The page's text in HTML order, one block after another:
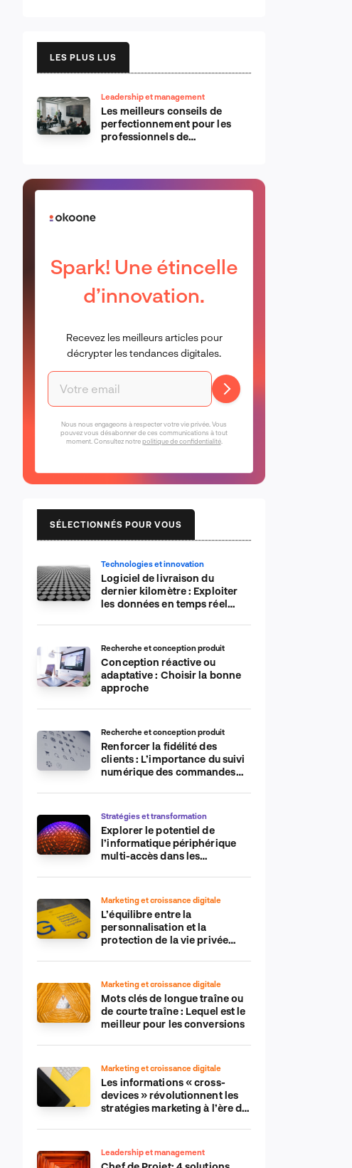
LES PLUS LUS
Leadership et management
Les meilleurs conseils de
perfectionnement pour les
professionnels de
Spark! Une étincelle
d’innovation.
Recevez les meilleurs articles pour
décrypter les tendances digitales.
Nous nous engageons à respecter votre vie privée. Vous
pouvez vous désabonner de ces communications à tout
moment. Consultez notrepolitique de confidentialité.
SÉLECTIONNÉS POUR VOUS
Technologies et innovation
Logiciel de livraison du
dernier kilomètre : Exploiter
les données en temps réel
Recherche et conception produit
Conception réactive ou
adaptative : Choisir la bonne
approche
Recherche et conception produit
Renforcer la fidélité des
clients : L’importance du suivi
numérique des commandes
commerce électronique
Stratégies et transformation
Explorer le potentiel de
l’informatique périphérique
multi-accès dans les
Marketing et croissance digitale
L’équilibre entre la
personnalisation et la
protection de la vie privée
Marketing et croissance digitale
Mots clés de longue traîne ou
de courte traîne : Lequel est le
meilleur pour les conversions
Marketing et croissance digitale
Les informations « cross-
devices » révolutionnent les
stratégies marketing à l’ère du
Leadership et management